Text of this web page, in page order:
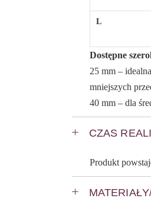
L
Dostępne
25 mm –
mniejszych
40 mm – dla
CZAS
Produkt